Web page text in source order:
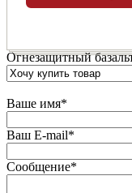
Огнезащитный
Ваше имя*
Ваш E-mail*
Сообщение*